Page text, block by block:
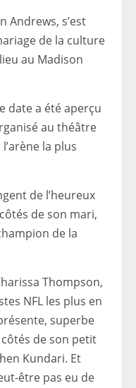
Andrews, s’est
de la culture
au Madison
date a été aperçu
au théâtre
la plus
de l’heureux
de son mari,
de la
Thompson,
NFL les plus en
superbe
de son petit
Kundari. Et
être pas eu de